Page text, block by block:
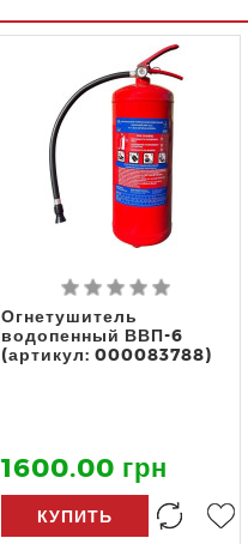
Огнетушитель
водопенный ВВП-6
(артикул: 000083788)
1600.00 грн
КУПИТЬ